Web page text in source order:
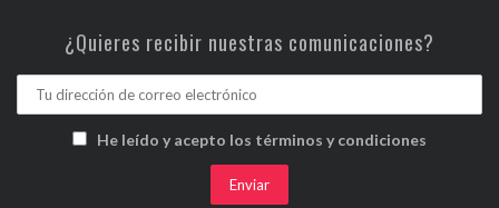
¿Quieres recibir nuestras comunicaciones?
He leído y acepto los términos y condiciones